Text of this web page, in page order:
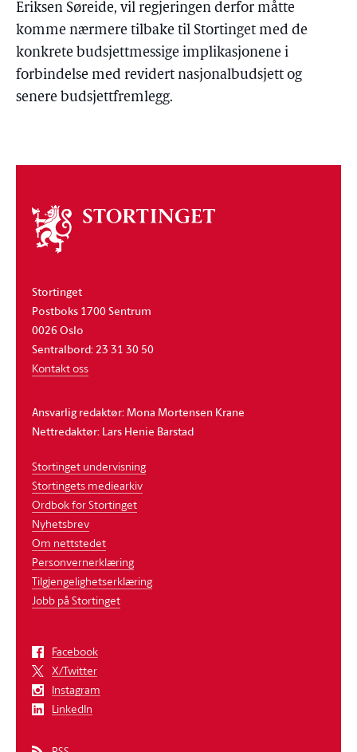
Eriksen Søreide, vil regjeringen derfor måtte
komme nærmere tilbake til Stortinget med de
konkrete budsjettmessige implikasjonene i
forbindelse med revidert nasjonalbudsjett og
senere budsjettfremlegg.
Om
stortinget
Stortinget
Postboks 1700 Sentrum
0026 Oslo
Sentralbord: 23 31 30 50
Kontakt oss
Ansvarlig redaktør: Mona Mortensen Krane
Nettredaktør: Lars Henie Barstad
Stortinget undervisning
Stortingets mediearkiv
Ordbok for Stortinget
Nyhetsbrev
Om nettstedet
Personvernerklæring
Tilgjengelighetserklæring
Jobb på Stortinget
Facebook
X/Twitter
Instagram
LinkedIn